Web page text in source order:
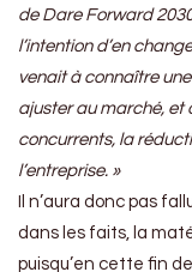
de Dare Forward
l’intention d’en
venait à connaître
ajuster au marché, et
concurrents, la
l’entreprise. »
Il n’aura donc pas
dans les faits, la
puisqu’en cette fin